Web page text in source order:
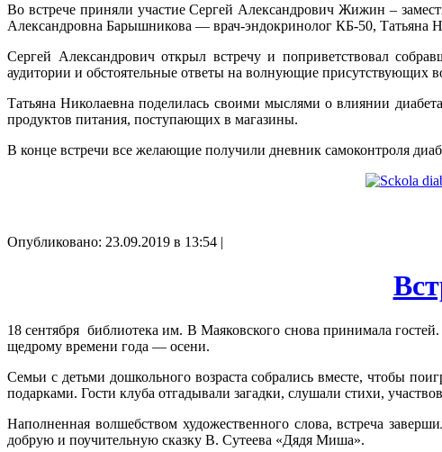
Во встрече приняли участие Сергей Александрович Жижин –
Александровна Барышникова — врач-эндокринолог КБ-50,
Сергей Александрович открыл встречу и поприветствовал
аудитории и обстоятельные ответы на волнующие присутствующих
Татьяна Николаевна поделилась своими мыслями о влиянии
продуктов питания, поступающих в магазины.
В конце встречи все желающие получили дневник самоконтроля
Опубликовано: 23.09.2019 в 13:54 |
18 сентября библиотека им. В Маяковского снова принимала
щедрому времени года — осени.
Семьи с детьми дошкольного возраста собрались вместе, чтобы
подарками. Гости клуба отгадывали загадки, слушали стихи,
Наполненная волшебством художественного слова, встреча
добрую и поучительную сказку В. Сутеева «Дядя Миша».